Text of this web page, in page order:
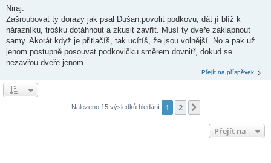
Niraj:
Zašroubovat ty dorazy jak psal Dušan,povolit podkovu, dát jí blíž k
nárazníku, trošku dotáhnout a zkusit zavřít. Musí ty dveře zaklapnout
samy. Akorát když je přitlačíš, tak ucítíš, že jsou volnější. No a pak už
jenom postupně posouvat podkovičku směrem dovnitř, dokud se
nezavřou dveře jenom ...
Přejít na příspěvek
Nalezeno 15 výsledků hledání 1 2
Přejít na